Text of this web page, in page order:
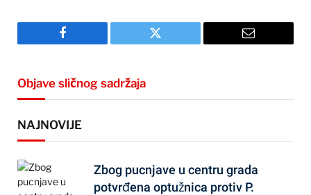
Facebook Twitter Email
Objave sličnog sadržaja
NAJNOVIJE
Zbog pucnjave u centru grada
potvrđena optužnica protiv P.